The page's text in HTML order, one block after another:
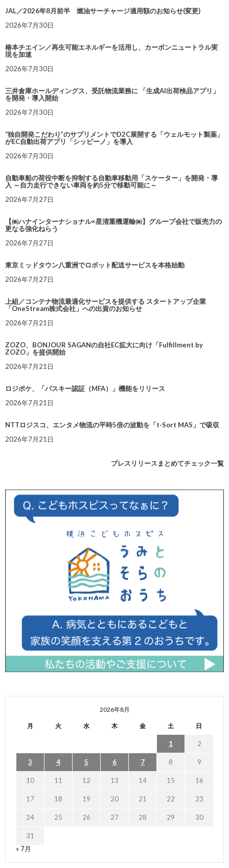
JAL／2026年8月前半 燃油サーチャージ適用額のお知らせ(変更)
2026年7月30日
椿本チエイン／再生可能エネルギーを活用し、カーボンニュートラル実
現を加速
2026年7月30日
三井倉庫ホールディングス、受託物流業務に 「生成AI出荷検品アプリ」
を開発・導入開始
2026年7月30日
“独自開発こだわり”のサプリメントでD2C展開する「ウェルモット製薬」
がEC自動出荷アプリ「シッピーノ」を導入
2026年7月30日
自動車船の荷役中断を抑制する自動車移動用「スケーター」を開発・導
入 ～自力走行できない車両を約5分で移動可能に～
2026年7月27日
【㈱ハナインターナショナル×星清重機運輸㈱】グループ会社で販売力の
更なる強化ねらう
2026年7月27日
東京ミッドタウン八重洲でロボット配送サービスを本格始動
2026年7月27日
上組／コンテナ物流最適化サービスを提供する スタートアップ企業
「OneStream株式会社」への出資のお知らせ
2026年7月21日
ZOZO、BONJOUR SAGANの自社EC拡大に向け「Fulfillment by
ZOZO」を提供開始
2026年7月21日
ロジポケ、「パスキー認証（MFA）」機能をリリース
2026年7月21日
NTTロジスコ、エンタメ物流の平時5倍の波動を「t-Sort MAS」で吸収
2026年7月21日
プレスリリースまとめてチェック一覧
2026年8月
月 火 水 木 金 土 日
1 2
3 4 5 6 7 8 9
10 11 12 13 14 15 16
17 18 19 20 21 22 23
24 25 26 27 28 29 30
31
« 7月